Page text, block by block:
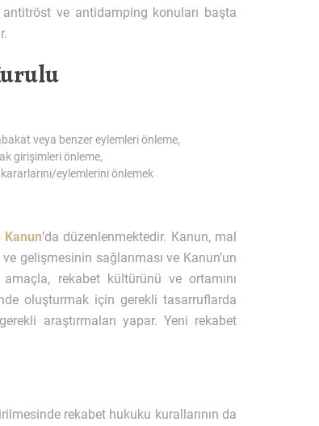
ve antidamping konuları başta
veya benzer eylemleri önleme,
girişimleri önleme,
eylemlerini önlemek
Kanun’da düzenlenmektedir. Kanun, mal
gelişmesinin sağlanması ve Kanun’un
rekabet kültürünü ve ortamını
oluşturmak için gerekli tasarruflarda
araştırmaları yapar. Yeni rekabet
rekabet hukuku kurallarının da